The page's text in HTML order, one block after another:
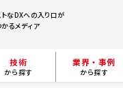
トなDXへの入り口が
かるメディア
技術
から探す
業界・事例
から探す